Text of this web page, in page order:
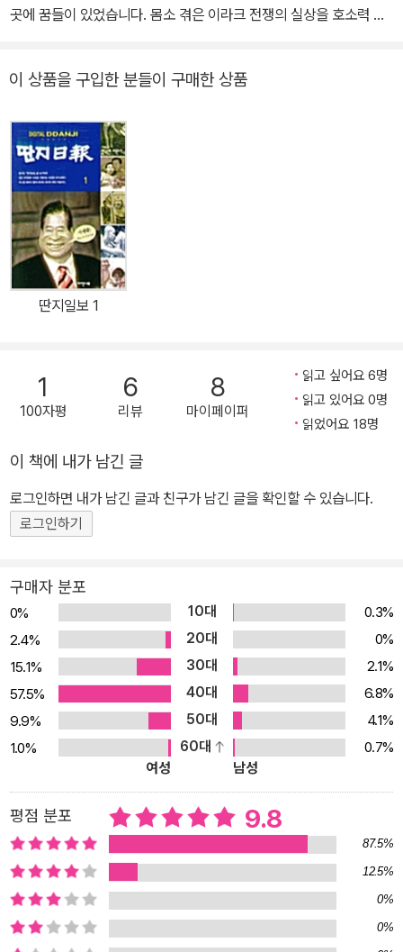
곳에 꿈들이 있었습니다. 몸소 겪은 이라크 전쟁의 실상을 호소력 있
다드 외곽에 미사일을 퍼붓는 것으로 대대적인 침공을 시작했다. 후
만, 실제로 그것은 ‘공허한 은유’일 뿐 미국이 전쟁을 일으킴으로써 얻
는 이득이 무엇인지 누구라도 알아차릴 수 있었다. 같은 해, 오로지 전
쟁을 막겠다는 일념으로 ‘인간방패’를 자처하며 이라크로 떠난 한국
의 한 동화작가가 있었으니, 그가 바로 박기범이다. 2003년 2월 한
국을 떠나 그해 8월에 돌아오기까지 네 차례에 걸쳐 이라크에 들어가
민간인들과 함께 전쟁을 겪은 그는 그로부터 무려 십 년이 지난 2013
년에야 비로소 그곳에서 몸으로 겪은 것들을 힘겹게나마 글로 토해낼
수 있었다. 낮은산에서 출간한 『그 꿈들』은 박기범 작가가 이라크 전
을 되살려 구성한 이야기에 김종숙 화가가 일 년 여 동안 그린 서른일
곱 점의 유화 그림을 보태 완성한 그림책이다. 이 책은 인간으로서 더
할 수 없이 참혹한 시간을 살았고 여전히 살고 있는 이들의 이름을 하
는 전쟁의 실상을 정제된 언어로 호소력 있게 담아낸 문제작이다. 특
히 이라크 아이들의 육성을 고스란히 담음으로써, 전쟁은 얼굴 없는
관념이 아닌 약하고 무방비한 존재들조차 가차 없이 짓밟는 가장 악
한 사람 한 사람의 삶을 통해 깊이 느끼고 나아가 “평화를 살아가는
일”의 의미를 곰곰이 생각해 볼 소중한 기회를 갖게 할 것이다. 전쟁
을 둘러싼 사람들의 생생한 목소리 전쟁이 파괴한 삶에 대한 준엄한
시선 작가가 이야기하려는 것은 복잡하기 그지없는 전쟁의 배경과 얽
히고설킨 국가 간 이해관계가 아니다. 미국이 이라크를 공격한 ‘진짜
이유’가 무엇인지, 이 전쟁이 국제정치에 어떤 영향을 끼쳤는지 아는
것보다 더 중요한 일은 전쟁 속의 삶, 극단적 폭력의 한가운데 있었던
개인의 삶을 가슴 깊이 떠올려보는 일이므로. 『그 꿈들』은 한 사람 한
사람의 소중한 꿈을 조명함으로써 전쟁이 우리로부터 빼앗아가는 것,
우리에게 남기는 것을 극명하게 보여 준다. 이 책에는 네 부류의 인물
들이 등장한다. 자신의 꿈과 미래를 이야기하는 《이라크 사람들》, ‘심
각한 얼굴의 사람들’로 대변되는 강대국의 《권력자들》, 이라크로 파
병된 《군인들》, 그리고 이 모든 사태를 ‘관전’하는 《세상 사람들》이
그들이다. 이 책이 깊은 감동과 뼈아픈 반성을 불러일으키는 것은 각
존재의 삶으로 전쟁을 들여다보았기 때문이다. 전쟁이 평범한 사람들
이 상품을 구입한 분들이 구매한 상품
딴지일보 1
1
100자평
6
리뷰
8
마이페이퍼
읽고 싶어요 6명
읽고 있어요 0명
읽었어요 18명
이 책에 내가 남긴 글
로그인하면 내가 남긴 글과 친구가 남긴 글을 확인할 수 있습니다.
로그인하기
구매자 분포
0% 10대
0.3%
2.4%
20대
0%
15.1%
30대
2.1%
57.5%
40대
6.8%
9.9%
50대
4.1%
1.0%
60대
0.7%
여성
남성
평점 분포 9.8
87.5%
12.5%
0%
0%